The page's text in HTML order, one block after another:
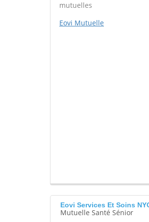
mutuelles
Eovi Mutuelle
Eovi Services Et Soins
Mutuelle Santé Sénior